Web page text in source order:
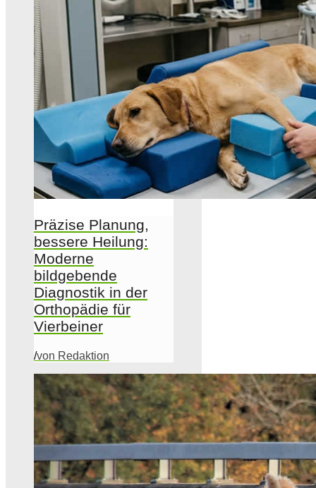
Präzise Planung,
bessere Heilung:
Moderne
bildgebende
Diagnostik in der
Orthopädie für
Vierbeiner
/von Redaktion